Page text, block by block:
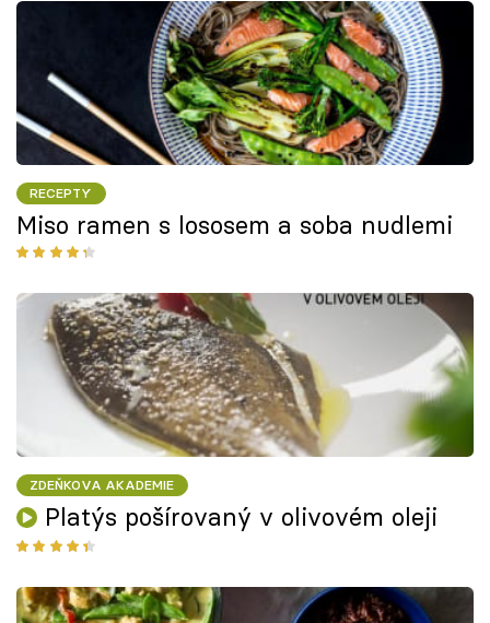
RECEPTY
Miso ramen s lososem a soba nudlemi
ZDEŇKOVA AKADEMIE
Platýs pošírovaný v olivovém oleji